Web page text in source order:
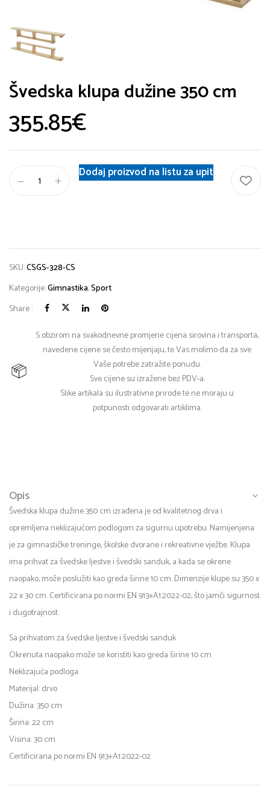
Švedska klupa dužine 350 cm
355.85€
Dodaj proizvod na listu za upit
SKU:CSGS-328-CS
Kategorije:Gimnastika,Sport
Share :
S obzirom na svakodnevne promjene cijena sirovina i transporta,
navedene cijene se često mijenjaju, te Vas molimo da za sve
Vaše potrebe zatražite ponudu.
Sve cijene su izražene bez PDV-a.
Slike artikala su ilustrativne prirode te ne moraju u
potpunosti odgovarati artiklima.
Opis
Švedska klupa dužine 350 cm izrađena je od kvalitetnog drva i
opremljena neklizajućom podlogom za sigurnu upotrebu. Namijenjena
je za gimnastičke treninge, školske dvorane i rekreativne vježbe. Klupa
ima prihvat za švedske ljestve i švedski sanduk, a kada se okrene
naopako, može poslužiti kao greda širine 10 cm. Dimenzije klupe su 350 x
22 x 30 cm. Certificirana po normi EN 913+A1:2022-02, što jamči sigurnost
i dugotrajnost.
Sa prihvatom za švedske ljestve i švedski sanduk
Okrenuta naopako može se koristiti kao greda širine 10 cm
Neklizajuća podloga
Materijal: drvo
Dužina: 350 cm
Širina: 22 cm
Visina: 30 cm
Certificirana po normi EN 913+A1:2022-02